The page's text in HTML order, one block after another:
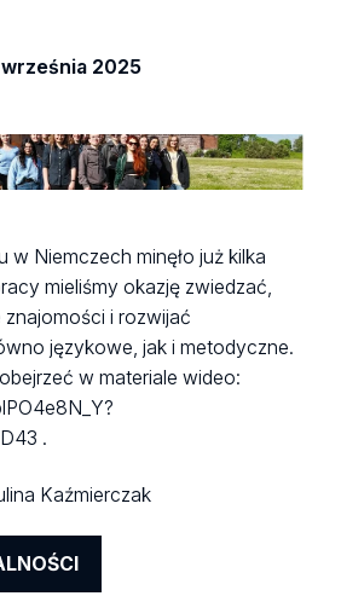
2025
w Niemczech minęło już kilka
mieliśmy okazję zwiedzać,
i rozwijać
językowe, jak i metodyczne.
w materiale wideo:
.
Kaźmierczak